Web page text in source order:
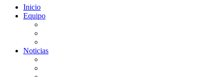
Inicio
Equipo
Noticias